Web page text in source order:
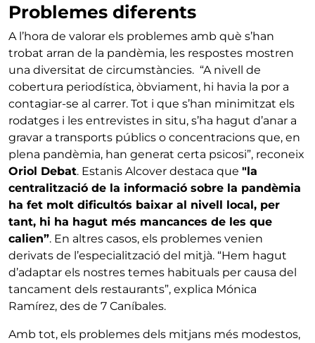
Problemes diferents
A l’hora de valorar els problemes amb què s’han
trobat arran de la pandèmia, les respostes mostren
una diversitat de circumstàncies. “A nivell de
cobertura periodística, òbviament, hi havia la por a
contagiar-se al carrer. Tot i que s’han minimitzat els
rodatges i les entrevistes in situ, s’ha hagut d’anar a
gravar a transports públics o concentracions que, en
plena pandèmia, han generat certa psicosi”, reconeix
Oriol Debat. Estanis Alcover destaca que "la
centralització de la informació sobre la pandèmia
ha fet molt dificultós baixar al nivell local, per
tant, hi ha hagut més mancances de les que
calien”. En altres casos, els problemes venien
derivats de l’especialització del mitjà. “Hem hagut
d’adaptar els nostres temes habituals per causa del
tancament dels restaurants”, explica Mónica
Ramírez, des de 7 Caníbales.
Amb tot, els problemes dels mitjans més modestos,